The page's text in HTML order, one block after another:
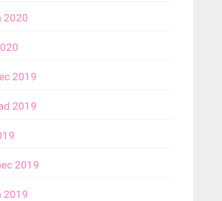
2020
2019
2019
2019
2019